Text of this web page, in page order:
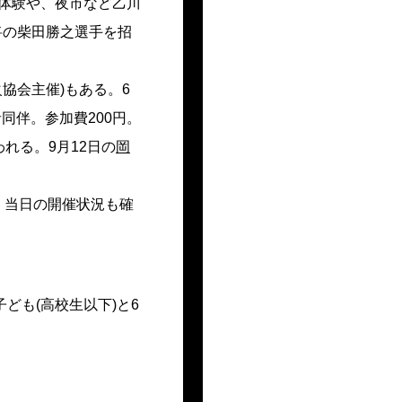
験や、夜市など乙川
柴田勝之選手を招
会主催)もある。6
伴。参加費200円。
れる。9月12日の岡
日の開催状況も確
ども(高校生以下)と6